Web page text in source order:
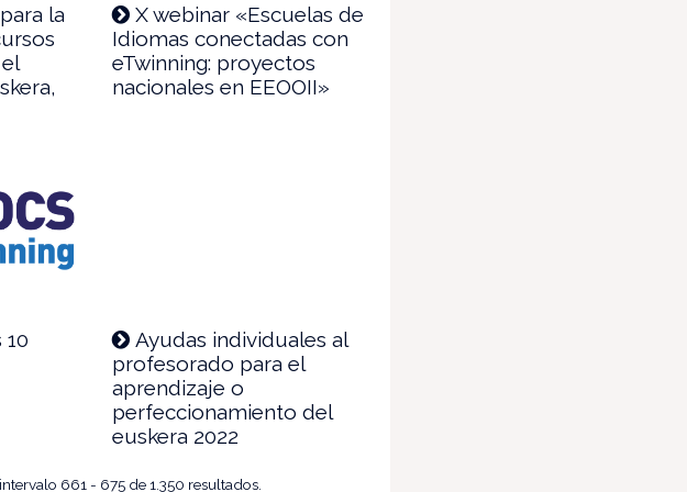
la
X webinar «Escuelas de
Idiomas conectadas con
eTwinning: proyectos
nacionales en EEOOII»
Ayudas individuales al
profesorado para el
aprendizaje o
perfeccionamiento del
euskera 2022
661 - 675 de 1.350 resultados.